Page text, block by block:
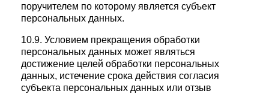
поручителем по которому является субъект
персональных данных.
10.9. Условием прекращения обработки
персональных данных может являться
достижение целей обработки персональных
данных, истечение срока действия согласия
субъекта персональных данных или отзыв